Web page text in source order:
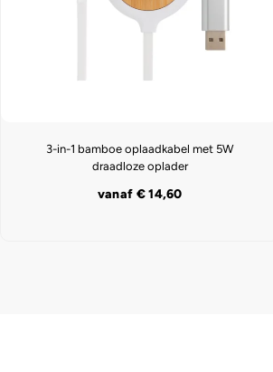
3-in-1 bamboe oplaadkabel met 5W
draadloze oplader
vanaf €14,60